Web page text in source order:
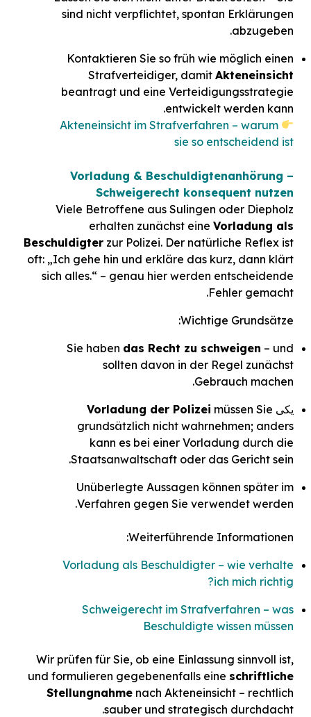
sind nicht verpflichtet, spontan Erklärungen
abzugeben.
Kontaktieren Sie so früh wie möglich einen
Strafverteidiger, damit Akteneinsicht
beantragt und eine Verteidigungsstrategie
entwickelt werden kann.
Akteneinsicht im Strafverfahren – warum
sie so entscheidend ist
Vorladung & Beschuldigtenanhörung –
Schweigerecht konsequent nutzen
Viele Betroffene aus Sulingen oder Diepholz
erhalten zunächst eine Vorladung als
Beschuldigter zur Polizei. Der natürliche Reflex ist
oft: „Ich gehe hin und erkläre das kurz, dann klärt
sich alles.“ – genau hier werden entscheidende
Fehler gemacht.
Wichtige Grundsätze:
Sie haben das Recht zu schweigen – und
sollten davon in der Regel zunächst
Gebrauch machen.
یکی
Vorladung der Polizei müssen Sie
grundsätzlich nicht wahrnehmen; anders
kann es bei einer Vorladung durch die
Staatsanwaltschaft oder das Gericht sein.
Unüberlegte Aussagen können später im
Verfahren gegen Sie verwendet werden.
Weiterführende Informationen:
Vorladung als Beschuldigter – wie verhalte
ich mich richtig?
Schweigerecht im Strafverfahren – was
Beschuldigte wissen müssen
Wir prüfen für Sie, ob eine Einlassung sinnvoll ist,
und formulieren gegebenenfalls eine schriftliche
Stellungnahme nach Akteneinsicht – rechtlich
sauber und strategisch durchdacht.